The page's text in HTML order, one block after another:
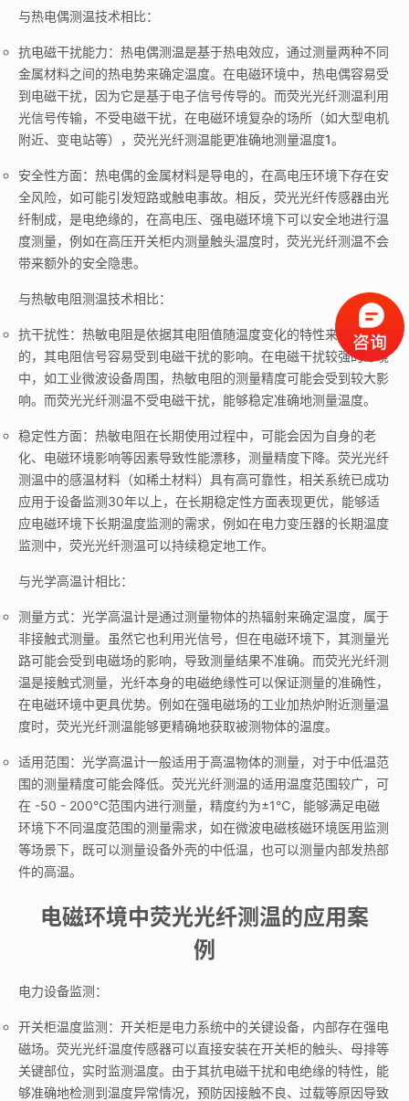
与热电偶测温技术相比：
抗电磁干扰能力：热电偶测温是基于热电效应，通过测量两种不同
金属材料之间的热电势来确定温度。在电磁环境中，热电偶容易受
到电磁干扰，因为它是基于电子信号传导的。而荧光光纤测温利用
光信号传输，不受电磁干扰，在电磁环境复杂的场所（如大型电机
附近、变电站等），荧光光纤测温能更准确地测量温度1。
安全性方面：热电偶的金属材料是导电的，在高电压环境下存在安
全风险，如可能引发短路或触电事故。相反，荧光光纤传感器由光
纤制成，是电绝缘的，在高电压、强电磁环境下可以安全地进行温
度测量，例如在高压开关柜内测量触头温度时，荧光光纤测温不会
带来额外的安全隐患。
与热敏电阻测温技术相比：
抗干扰性：热敏电阻是依据其电阻值随温度变化的特性来测量温度
的，其电阻信号容易受到电磁干扰的影响。在电磁干扰较强的环境
中，如工业微波设备周围，热敏电阻的测量精度可能会受到较大影
响。而荧光光纤测温不受电磁干扰，能够稳定准确地测量温度。
稳定性方面：热敏电阻在长期使用过程中，可能会因为自身的老
化、电磁环境影响等因素导致性能漂移，测量精度下降。荧光光纤
测温中的感温材料（如稀土材料）具有高可靠性，相关系统已成功
应用于设备监测30年以上，在长期稳定性方面表现更优，能够适
应电磁环境下长期温度监测的需求，例如在电力变压器的长期温度
监测中，荧光光纤测温可以持续稳定地工作。
与光学高温计相比：
测量方式：光学高温计是通过测量物体的热辐射来确定温度，属于
非接触式测量。虽然它也利用光信号，但在电磁环境下，其测量光
路可能会受到电磁场的影响，导致测量结果不准确。而荧光光纤测
温是接触式测量，光纤本身的电磁绝缘性可以保证测量的准确性，
在电磁环境中更具优势。例如在强电磁场的工业加热炉附近测量温
度时，荧光光纤测温能够更精确地获取被测物体的温度。
适用范围：光学高温计一般适用于高温物体的测量，对于中低温范
围的测量精度可能会降低。荧光光纤测温的适用温度范围较广，可
在 -50 - 200℃范围内进行测量，精度约为±1℃，能够满足电磁
环境下不同温度范围的测量需求，如在微波电磁核磁环境医用监测
等场景下，既可以测量设备外壳的中低温，也可以测量内部发热部
件的高温。
电磁环境中荧光光纤测温的应用案
例
电力设备监测：
开关柜温度监测：开关柜是电力系统中的关键设备，内部存在强电
磁场。荧光光纤温度传感器可以直接安装在开关柜的触头、母排等
关键部位，实时监测温度。由于其抗电磁干扰和电绝缘的特性，能
够准确地检测到温度异常情况，预防因接触不良、过载等原因导致